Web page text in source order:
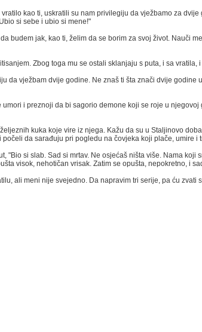
kao ti, uskratili su nam privilegiju da vježbamo za
si sebe i ubio si mene!"
budem jak, kao ti, želim da se borim za svoj život. Nauči
Zbog toga mu se ostali sklanjaju s puta, i sa vratila,
da vježbam dvije godine. Ne znaš ti šta znači dvije
i preznoji da bi sagorio demone koji se roje u
kuka koje vire iz njega. Kažu da su u Staljinovo
da sarađuju pri pogledu na čovjeka koji plače, umire i
si slab. Sad si mrtav. Ne osjećaš ništa više. Nama
visok, nehotičan vrisak. Zatim se opušta, nepokretno, i
ali meni nije svejedno. Da napravim tri serije, pa ću zvati